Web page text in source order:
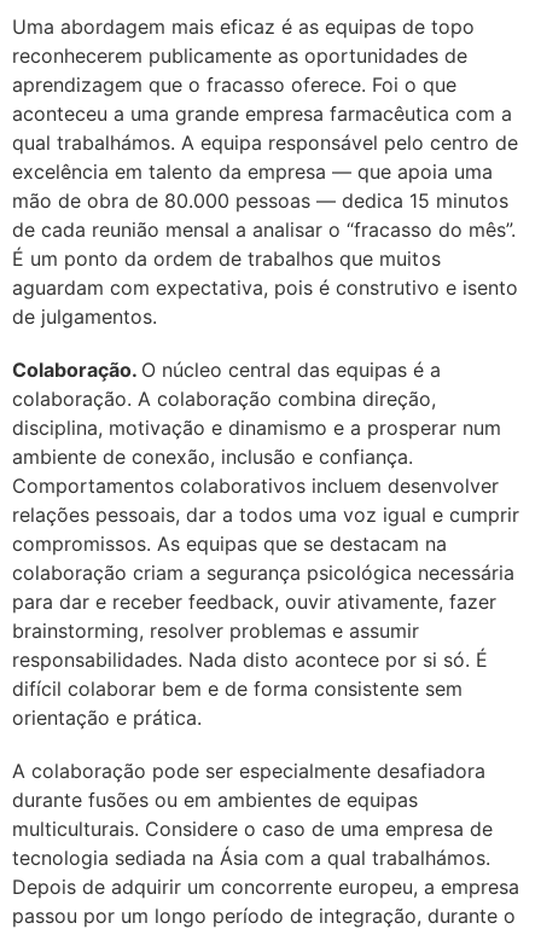
Uma abordagem mais eficaz é as equipas de topo
reconhecerem publicamente as oportunidades de
aprendizagem que o fracasso oferece. Foi o que
aconteceu a uma grande empresa farmacêutica com a
qual trabalhámos. A equipa responsável pelo centro de
excelência em talento da empresa — que apoia uma
mão de obra de 80.000 pessoas — dedica 15 minutos
de cada reunião mensal a analisar o “fracasso do mês”.
É um ponto da ordem de trabalhos que muitos
aguardam com expectativa, pois é construtivo e isento
de julgamentos.
Colaboração. O núcleo central das equipas é a
colaboração. A colaboração combina direção,
disciplina, motivação e dinamismo e a prosperar num
ambiente de conexão, inclusão e confiança.
Comportamentos colaborativos incluem desenvolver
relações pessoais, dar a todos uma voz igual e cumprir
compromissos. As equipas que se destacam na
colaboração criam a segurança psicológica necessária
para dar e receber feedback, ouvir ativamente, fazer
brainstorming, resolver problemas e assumir
responsabilidades. Nada disto acontece por si só. É
difícil colaborar bem e de forma consistente sem
orientação e prática.
A colaboração pode ser especialmente desafiadora
durante fusões ou em ambientes de equipas
multiculturais. Considere o caso de uma empresa de
tecnologia sediada na Ásia com a qual trabalhámos.
Depois de adquirir um concorrente europeu, a empresa
passou por um longo período de integração, durante o